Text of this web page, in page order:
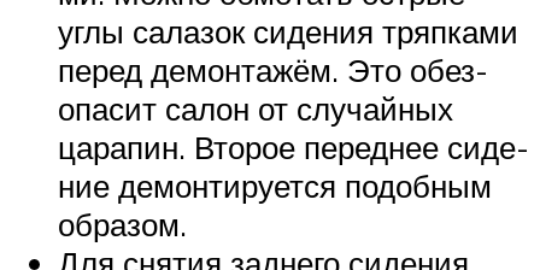
углы сала­зок сиде­ния тряп­ка­ми
перед демон­та­жём. Это обез­
опа­сит салон от слу­чай­ных
цара­пин. Вто­рое перед­нее сиде­
ние демон­ти­ру­ет­ся подоб­ным
образом.